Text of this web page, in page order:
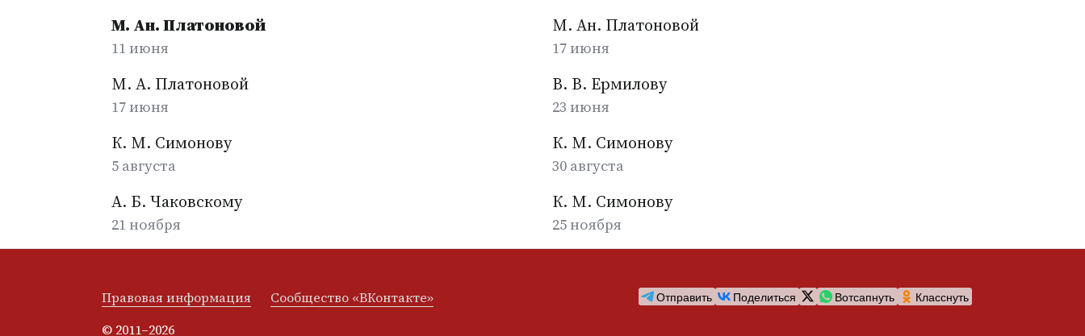
М. Ан. Платоновой
11 июня
М. Ан. Платоновой
17 июня
М. А. Платоновой
17 июня
В. В. Ермилову
23 июня
К. М. Симонову
5 августа
К. М. Симонову
30 августа
А. Б. Чаковскому
21 ноября
К. М. Симонову
25 ноября
Правовая информация
Сообщество «ВКонтакте»
© 2011–2026
Отправить Поделиться Вотсапнуть Класснуть